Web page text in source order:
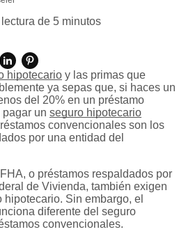
lectura de 5 minutos
hipotecario y las primas que
ya sepas que, si haces un
del 20% en un préstamo
un seguro hipotecario
convencionales son los
por una entidad del
o préstamos respaldados por
de Vivienda, también exigen
Sin embargo, el
diferente del seguro
convencionales.